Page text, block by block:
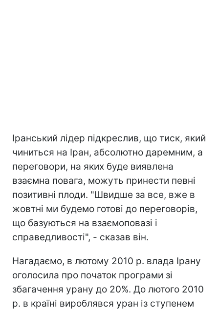
Іранський лідер підкреслив, що тиск, який
чиниться на Іран, абсолютно даремним, а
переговори, на яких буде виявлена
взаємна повага, можуть принести певні
позитивні плоди. "Швидше за все, вже в
жовтні ми будемо готові до переговорів,
що базуються на взаємоповазі і
справедливості", - сказав він.
Нагадаємо, в лютому 2010 р. влада Ірану
оголосила про початок програми зі
збагачення урану до 20%. До лютого 2010
р. в країні вироблявся уран із ступенем